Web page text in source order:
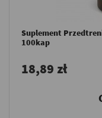
Suplement
100kap
18,89 zł